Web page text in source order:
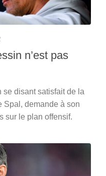
n’est pas
se disant satisfait de la
Spal, demande à son
sur le plan offensif.